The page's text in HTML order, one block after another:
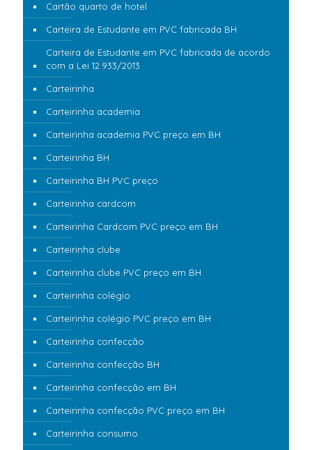
Cartão quarto de hotel
Carteira de Estudante em PVC fabricada BH
Carteira de Estudante em PVC fabricada de acordo
com a Lei 12.933/2013
Carteirinha
Carteirinha academia
Carteirinha academia PVC preço em BH
Carteirinha BH
Carteirinha BH PVC preço
Carteirinha cardcom
Carteirinha Cardcom PVC preço em BH
Carteirinha clube
Carteirinha clube PVC preço em BH
Carteirinha colégio
Carteirinha colégio PVC preço em BH
Carteirinha confecção
Carteirinha confecção BH
Carteirinha confecção em BH
Carteirinha confecção PVC preço em BH
Carteirinha consumo